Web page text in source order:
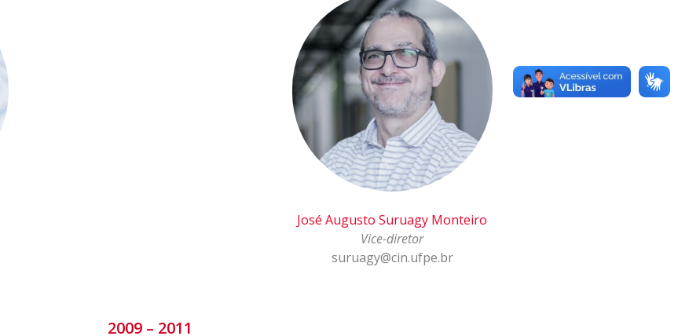
José Augusto Suruagy Monteiro
Vice-diretor
suruagy@cin.ufpe.br
2009 – 2011